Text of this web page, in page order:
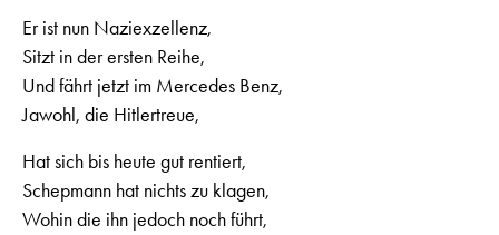
Er ist nun Naziexzellenz,
Sitzt in der ersten Reihe,
Und fährt jetzt im Mercedes Benz,
Jawohl, die Hitlertreue,
Hat sich bis heute gut rentiert,
Schepmann hat nichts zu klagen,
Wohin die ihn jedoch noch führt,